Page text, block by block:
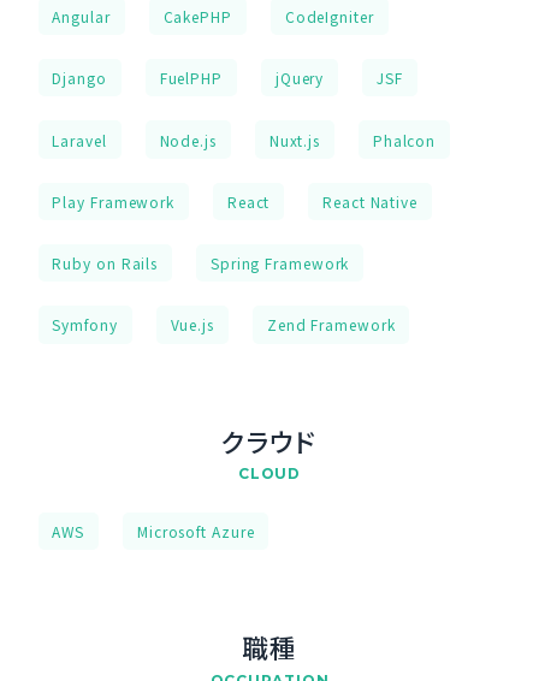
Angular CakePHP CodeIgniter
Django FuelPHP jQuery JSF
Laravel Node.js Nuxt.js Phalcon
Play Framework React React Native
Ruby on Rails Spring Framework
Symfony Vue.js Zend Framework
クラウド
CLOUD
AWS Microsoft Azure
職種